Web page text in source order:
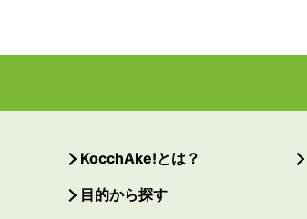
KocchAke!とは？
目的から探す